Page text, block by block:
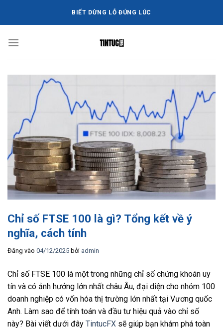
dung
BIẾT DỪNG LỖ ĐÚNG LÚC
Chỉ số FTSE 100 là gì? Tổng kết về ý
nghĩa, cách tính
Đăng vào 04/12/2025 bởi admin
Chỉ số FTSE 100 là một trong những chỉ số chứng khoán uy
tín và có ảnh hưởng lớn nhất châu Âu, đại diện cho nhóm 100
doanh nghiệp có vốn hóa thị trường lớn nhất tại Vương quốc
Anh. Làm sao để tính toán và đầu tư hiệu quả vào chỉ số
này? Bài viết dưới đây TintucFX sẽ giúp bạn khám phá toàn